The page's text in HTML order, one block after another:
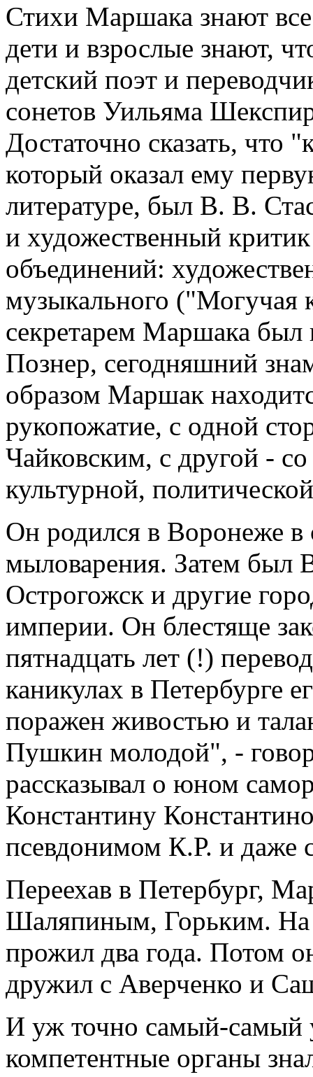
Стихи Маршака знают
дети и взрослые знают,
детский поэт и
сонетов Уильяма
Достаточно сказать,
который оказал ему
литературе, был В. В.
и художественный
объединений:
музыкального ("Могучая
секретарем Маршака
Познер, сегодняшний
образом Маршак
рукопожатие, с одной
Чайковским, с другой -
культурной,
Он родился в Воронеже в
мыловарения. Затем был
Острогожск и другие
империи. Он блестяще
пятнадцать лет (!)
каникулах в Петербурге
поражен живостью и
Пушкин молодой", -
рассказывал о юном
Константину
псевдонимом К.Р. и даже
Переехав в Петербург,
Шаляпиным, Горьким. На
прожил два года. Потом
дружил с Аверченко и
И уж точно самый-самый
компетентные органы